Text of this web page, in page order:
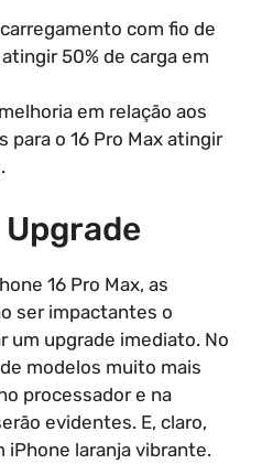
com fio de
50% de carga em
em relação aos
o 16 Pro Max atingir
16 Pro Max, as
ser impactantes o
um upgrade imediato. No
modelos muito mais
processador e na
evidentes. E, claro,
iPhone laranja vibrante.